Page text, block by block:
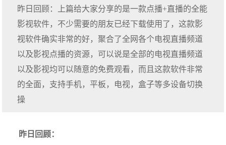
昨日回顾：上篇给大家分享的是一款点播+直播的全能
影视软件，不少需要的朋友已经下载使用了，这款影
视软件确实非常的好，聚合了全网各个电视直播频道
以及影视点播的资源，可以说是全部的电视直播频道
以及影视均可以随意的免费观看，而且这款软件非常
的全面，支持手机，平板，电视，盒子等多设备切换
操
昨日回顾：